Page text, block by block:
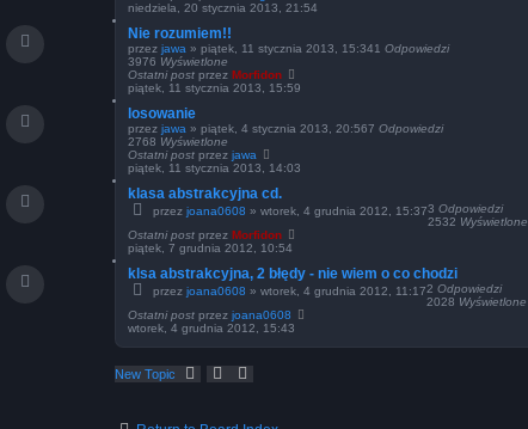
niedziela, 20 stycznia 2013, 21:54
Nie rozumiem!!
przez jawa » piątek, 11 stycznia 2013, 15:341 Odpowiedzi
3976 Wyświetlone
Ostatni post przez Morfidon
piątek, 11 stycznia 2013, 15:59
losowanie
przez jawa » piątek, 4 stycznia 2013, 20:567 Odpowiedzi
2768 Wyświetlone
Ostatni post przez jawa
piątek, 11 stycznia 2013, 14:03
klasa abstrakcyjna cd.
przez joana0608 » wtorek, 4 grudnia 2012, 15:373 Odpowiedzi
2532 Wyświetlone
Ostatni post przez Morfidon
piątek, 7 grudnia 2012, 10:54
klsa abstrakcyjna, 2 błędy - nie wiem o co chodzi
przez joana0608 » wtorek, 4 grudnia 2012, 11:172 Odpowiedzi
2028 Wyświetlone
Ostatni post przez joana0608
wtorek, 4 grudnia 2012, 15:43
New Topic